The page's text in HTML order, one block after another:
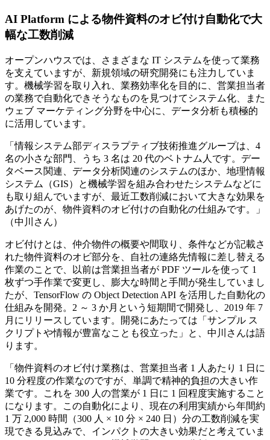
AI Platform による物件資料のオビ付け自動化で大
幅な工数削減
オープンハウスでは、さまざまな IT システムを使って業務
を支えていますが、新規領域の研究開発にも注力していま
す。機械学習を取り入れ、業務効率化を目的に、営業担当者
の業務で自動化できそうなものを見つけてシステム化、また
ウェブ マーケティング分野を中心に、データ分析も積極的
に活用しています。
「情報システム部ディスラプティブ技術推進グループは、4
名の小さな部門、うち 3 名は 20 代のベトナム人です。デー
タベース関連、データ分析関連のシステムのほか、地理情報
システム（GIS）と機械学習を組み合わせたシステムなどに
も取り組んでいますが、最近工数削減において大きな効果を
あげたのが、物件資料のオビ付けの自動化の仕組みです。」
（中川さん）
オビ付けとは、仲介物件の概要や間取り、条件などが記載さ
れた物件資料のオビ部分を、自社の連絡先情報に差し替える
作業のことで、以前は営業担当者が PDF ツールを使って 1
枚ずつ手作業で変更し、膨大な時間と手間が発生していまし
たが、TensorFlow の Object Detection API を活用した自動化の
仕組みを開発。2 ～ 3 か月という短期間で開発し、2019 年 7
月にリリースしています。開発にあたっては「サンプル ス
クリプトや情報が豊富なことも役立った」と、中川さんは語
ります。
「物件資料のオビ付け業務は、営業担当者 1 人あたり 1 日に
10 分程度の作業なのですが、単調で精神的負担の大きい作
業です。これを 300 人の営業が 1 日に 1 回程度実施すること
になります。この自動化により、現在の利用実績から年間約
1 万 2,000 時間（300 人 × 10 分 × 240 日）分の工数削減を実
現できる見込みで、インパクトの大きい効果だと考えていま